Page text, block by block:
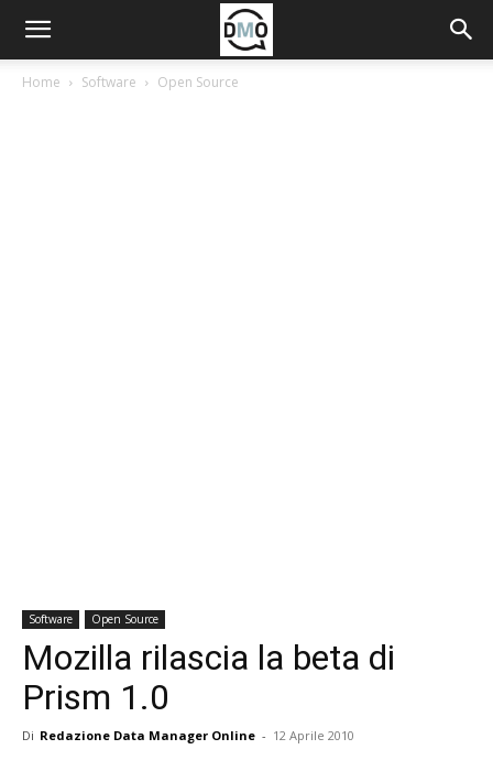
Home Software Open Source
Software Open Source
Mozilla rilascia la beta di
Prism 1.0
Di Redazione Data Manager Online - 12 Aprile 2010